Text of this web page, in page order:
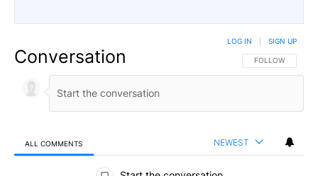
Conversation FOLLOW THIS
FOLLOW
LOG IN SIGN UP
ALL COMMENTS NEWEST
All Comments